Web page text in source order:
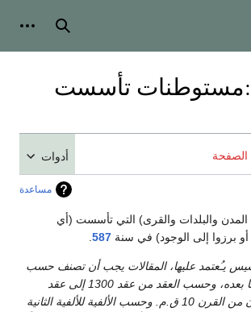
بحث
:مستوطنات تأسست
أدوات
مساعدة
المدن والبلدات والقرى) التي تأسست (أي
برزوا إلى الوجود) في سنة 587
يـُعتمد عليها، المقالات يجب أن تصنف حسب
السنة لعام 1500 وما بعده، وحسب العقد من عقد 1300 إلى عقد
1490، وحسب القرن من القرن 10 ق.م. وحسب الألفية للألفية الثانية